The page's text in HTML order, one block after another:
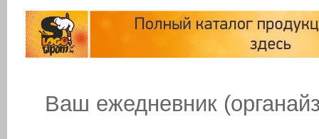
Ваш ежедневник